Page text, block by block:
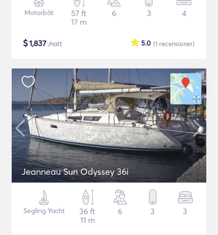
Motorbåt
57 ft
17 m
6 3 4
$1,837 /natt (1 recensioner)
5.0
Jeanneau Sun Odyssey 36i
Segling Yacht
36 ft
11 m
6 3 3